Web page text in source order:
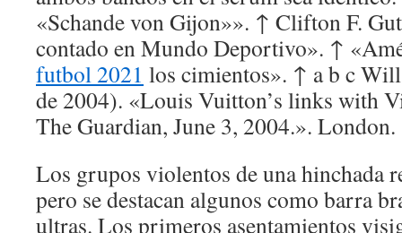
«Schande von Gijon»». ↑ Clifton F.
contado en Mundo Deportivo». ↑
futbol 2021 los cimientos». ↑ a b c
de 2004). «Louis Vuitton’s links with
The Guardian, June 3, 2004.». London.
Los grupos violentos de una hinchada
pero se destacan algunos como barra
ultras. Los primeros asentamientos